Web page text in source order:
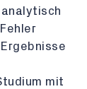
mit